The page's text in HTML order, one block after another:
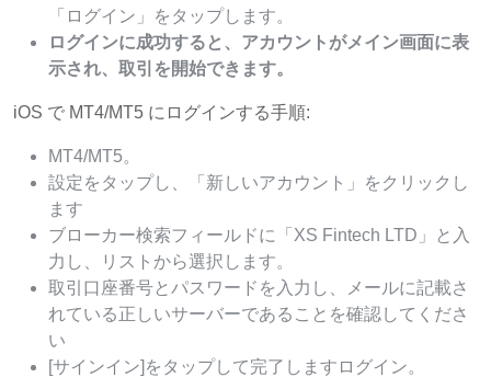
「ログイン」をタップします。
ログインに成功すると、アカウントがメイン画面に表
示され、取引を開始できます。
iOS で MT4/MT5 にログインする手順:
MT4/MT5。
設定をタップし、「新しいアカウント」をクリックし
ます
ブローカー検索フィールドに「XS Fintech LTD」と入
力し、リストから選択します。
取引口座番号とパスワードを入力し、メールに記載さ
れている正しいサーバーであることを確認してくださ
い
[サインイン]をタップして完了しますログイン。